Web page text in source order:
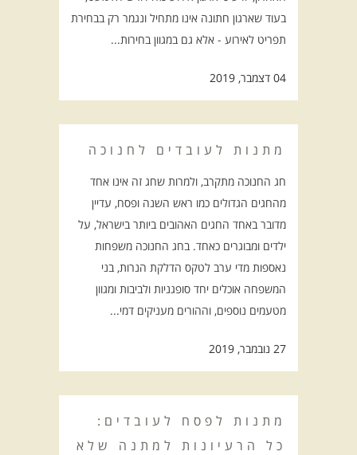
בעוד שארגון חתונה אינו מתחיל ונגמר רק בבחירת
תפריט לאירוע - אלא גם במגוון בחירות...
04 דצמבר, 2019
מתנות לעובדים לחנוכה
חג החנוכה מתקרב, ולמרות שחג זה אינו אחד
מהחגים הגדולים כמו ראש השנה ופסח, עדיין
מדובר באחד החגים האהובים ביותר בישראל, על
ילדים ומבוגרים כאחד. בחג החנוכה משפחות
נאספות מדי ערב לטקס הדלקת הנרות, בני
המשפחה אוכלים יחד סופגניות ולביבות ומגוון
מטעמים נוספים, וההורים מעניקים דמי...
27 נובמבר, 2019
מתנות לפסח לעובדים:
כל הרעיונות למתנה שלא